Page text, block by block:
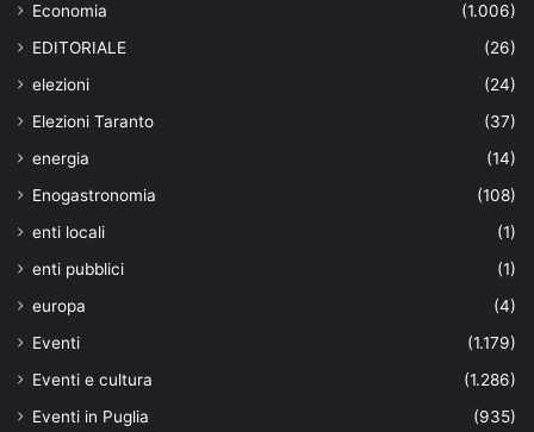
Economia
(1.006)
EDITORIALE
(26)
elezioni
(24)
Elezioni Taranto
(37)
energia
(14)
Enogastronomia
(108)
enti locali
(1)
enti pubblici
(1)
europa
(4)
Eventi
(1.179)
Eventi e cultura
(1.286)
Eventi in Puglia
(935)